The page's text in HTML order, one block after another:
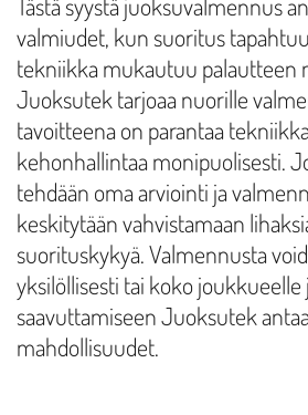
valmiudet, kun suoritus
tekniikka mukautuu palautteen
Juoksutek tarjoaa nuorille
tavoitteena on parantaa
kehonhallintaa monipuolisesti.
tehdään oma arviointi ja
keskitytään vahvistamaan
suorituskykyä. Valmennusta
yksilöllisesti tai koko
saavuttamiseen Juoksutek
mahdollisuudet.